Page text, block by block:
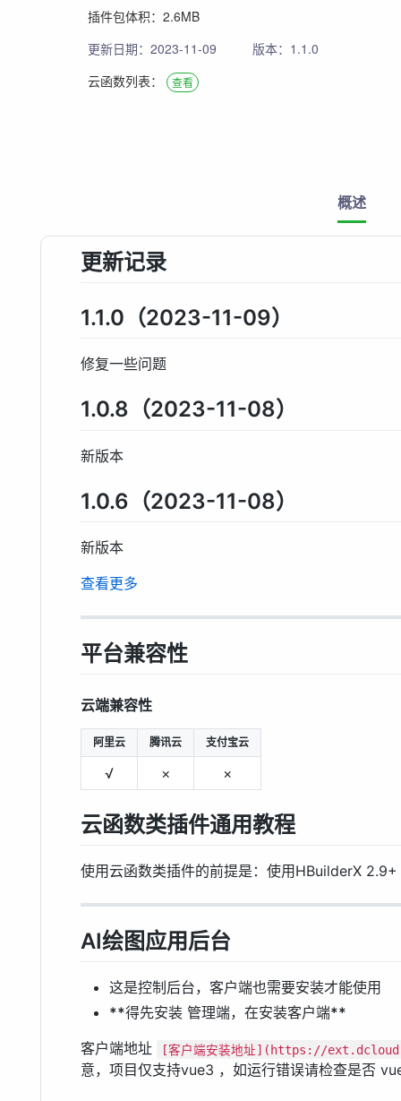
插件包体积：2.6MB
更新日期：2023-11-09
版本：1.1.0
云函数列表： 查看
概述
更新记录
1.1.0（2023-11-09）
修复一些问题
1.0.8（2023-11-08）
新版本
1.0.6（2023-11-08）
新版本
查看更多
平台兼容性
云端兼容性
阿里云 腾讯云 支付宝云
√ × ×
云函数类插件通用教程
使用云函数类插件的前提是：使用HBuilderX 2.9+
AI绘图应用后台
这是控制后台，客户端也需要安装才能使用
**得先安装 管理端，在安装客户端**
客户端地址
[客户端安装地址](https://
意，项目仅支持vue3 ，如运行错误请检查是否